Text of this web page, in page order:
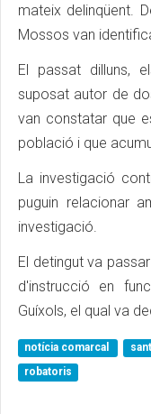
mateix delinqüent.
Mossos van
El passat dilluns,
suposat autor de
van constatar que
població i que
La investigació
puguin relacionar
investigació.
El detingut va
d'instrucció en
Guíxols, el qual va
notícia comarcal
robatoris